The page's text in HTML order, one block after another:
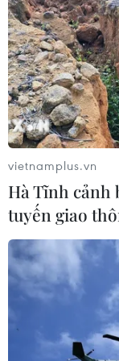
quan hệ bạn
Tâm vào
hộ tên trong
đó. Tâm
đưa giấy tờ gì
biết đấy là tài
đưa tài liệu thì
vốn.
Liên quan
Dương Đình
gì việc này vì
chứng Tâm
biết nên
mới biết thực
xác nhận bảo
vietnamplus.vn
Hà Tĩnh cảnh
tuyến giao